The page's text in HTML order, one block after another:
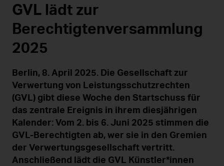
GVL lädt zur
Berechtigtenversammlung
2025
Berlin, 8. April 2025. Die Gesellschaft zur
Verwertung von Leistungsschutzrechten
(GVL) gibt diese Woche den Startschuss für
das zentrale Ereignis in ihrem diesjährigen
Kalender: Vom 2. bis 6. Juni 2025 stimmen die
GVL-Berechtigten ab, wer sie in den Gremien
der Verwertungsgesellschaft vertritt.
Anschließend lädt die GVL Künstler*innen